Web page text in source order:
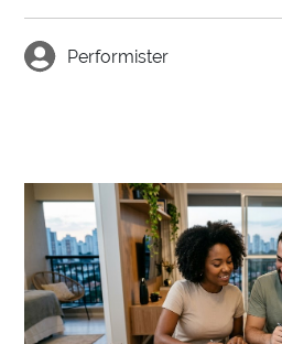
Performister